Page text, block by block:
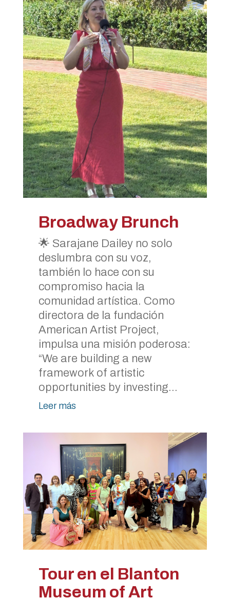
Broadway Brunch
🌟 Sarajane Dailey no solo
deslumbra con su voz,
también lo hace con su
compromiso hacia la
comunidad artística. Como
directora de la fundación
American Artist Project,
impulsa una misión poderosa:
“We are building a new
framework of artistic
opportunities by investing...
Leer más
Tour en el Blanton
Museum of Art